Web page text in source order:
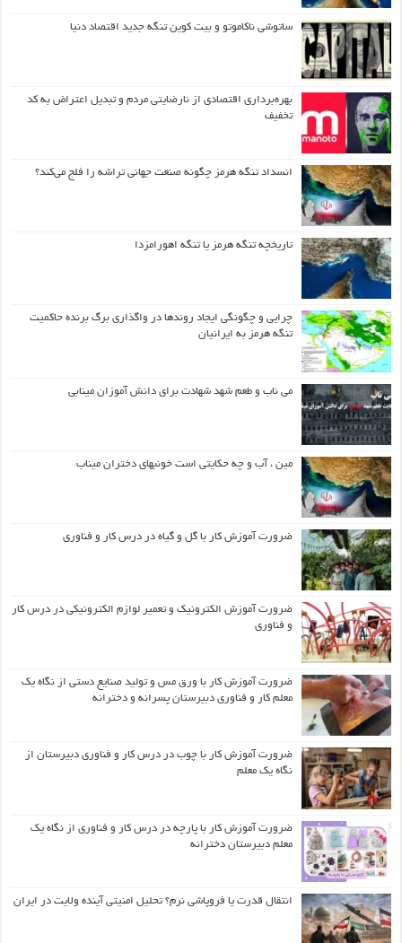
ساتوشی ناکاموتو و بیت کوین تنگه جدید اقتصاد دنیا
بهره‌برداری اقتصادی از نارضایتی مردم و تبدیل اعتراض به کد
تخفیف
انسداد تنگه هرمز چگونه صنعت جهانی تراشه را فلج می‌کند؟
تاریخچه تنگه هرمز یا تنگه اهورامزدا
چرایی و چگونگی ایجاد روندها در واگذاری برگ برنده حاکمیت
تنگه هرمز به ایرانیان
می ناب و طعم شهد شهادت برای دانش آموزان مینابی
مین ، آب و چه حکایتی است خونبهای دختران میناب
ضرورت آموزش کار با گل و گیاه در درس کار و فناوری
ضرورت آموزش الکترونیک و تعمیر لوازم الکترونیکی در درس کار
و فناوری
ضرورت آموزش کار با ورق مس و تولید صنایع دستی از نگاه یک
معلم کار و فناوری دبیرستان پسرانه و دخترانه
ضرورت آموزش کار با چوب در درس کار و فناوری دبیرستان از
نگاه یک معلم
ضرورت آموزش کار با پارچه در درس کار و فناوری از نگاه یک
معلم دبیرستان دخترانه
انتقال قدرت یا فروپاشی نرم؟ تحلیل امنیتی آینده ولایت در ایران